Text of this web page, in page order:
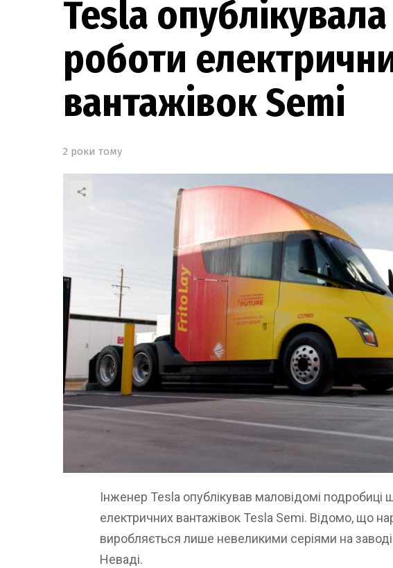
Tesla
роботи
вантажівок Semi
2 роки тому
Інженер Tesla опублікував маловідомі подробиці
електричних вантажівок Tesla Semi. Відомо, що
виробляється лише невеликими серіями на
Неваді.